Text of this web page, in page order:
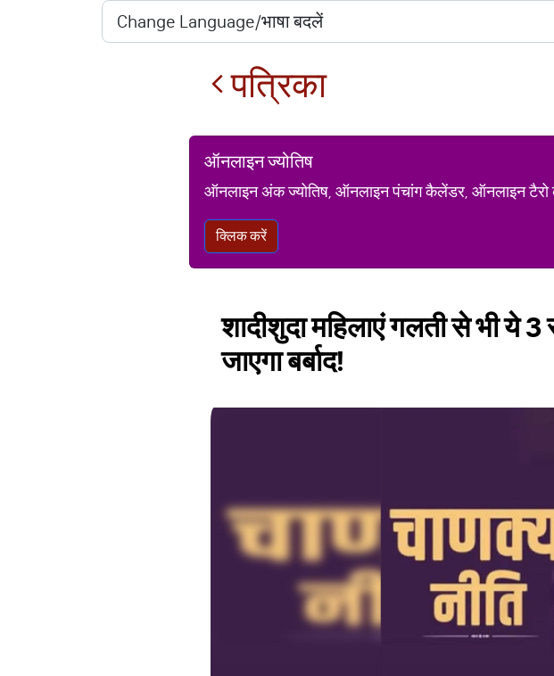
पत्रिका
ऑनलाइन ज्योतिष
ऑनलाइन अंक ज्योतिष, ऑनलाइन पंचांग कैलेंडर, ऑनलाइन टैरो
क्लिक करें
शादीशुदा महिलाएं गलती से भी ये 3
जाएगा बर्बाद!